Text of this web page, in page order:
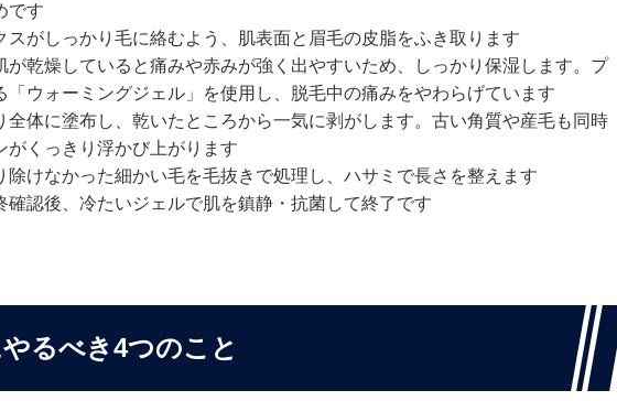
です
スがしっかり毛に絡むよう、肌表面と眉毛の皮脂をふき取ります
が乾燥していると痛みや赤みが強く出やすいため、しっかり保湿します。プ
「ウォーミングジェル」を使用し、脱毛中の痛みをやわらげています
全体に塗布し、乾いたところから一気に剥がします。古い角質や産毛も同時
がくっきり浮かび上がります
除けなかった細かい毛を毛抜きで処理し、ハサミで長さを整えます
確認後、冷たいジェルで肌を鎮静・抗菌して終了です
るべき4つのこと